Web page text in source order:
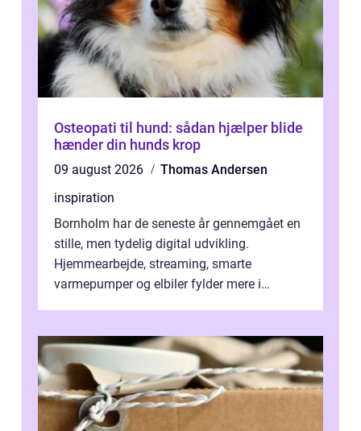
Osteopati til hund: sådan hjælper blide
hænder din hunds krop
09 august 2026
Thomas Andersen
inspiration
Bornholm har de seneste år gennemgået en
stille, men tydelig digital udvikling.
Hjemmearbejde, streaming, smarte
varmepumper og elbiler fylder mere i